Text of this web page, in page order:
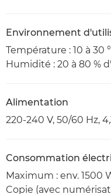
Environnement
Température : 10 à 30
Humidité : 20 à 80 %
Alimentation
220-240 V, 50/60 Hz,
Consommation
Maximum : env. 1500
Copie (avec